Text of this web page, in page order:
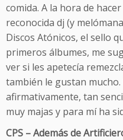
comida. A la hora de
reconocida dj (y
Discos Atónicos, el sello
primeros álbumes, me
ver si les apetecía
también le gustan
afirmativamente, tan
muy majas y para mí ha
CPS – Además de